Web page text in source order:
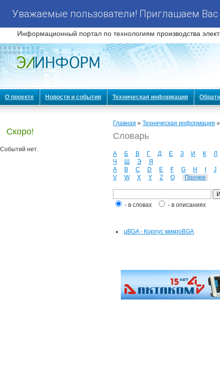
Уважаемые пользователи! Приглашаем
Информационный портал по технологиям производства
О проекте Новости и события Техническая информация
Скоро!
Событий нет.
Главная » Техническая информация
Словарь
А Б В Г Д Е З И К
Л
Ч
Ш Э
Я
A
B C D E F G H
J
V
W X Y Z О Прочее
- в словах - в описаниях
μBGA - Корпус микроBGA